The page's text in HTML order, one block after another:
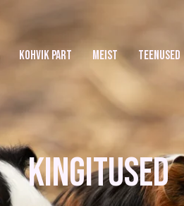
KOHVIK PART MEIST TEENUSED
KINGITUSED